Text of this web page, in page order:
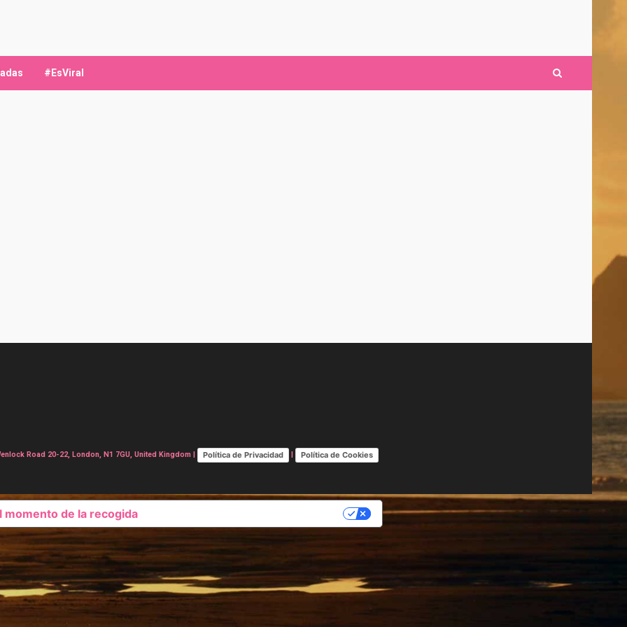
#EsViral
Road 20-22, London, N1 7GU, United Kingdom | Política de Privacidad | Política de Cookies
momento de la recogida